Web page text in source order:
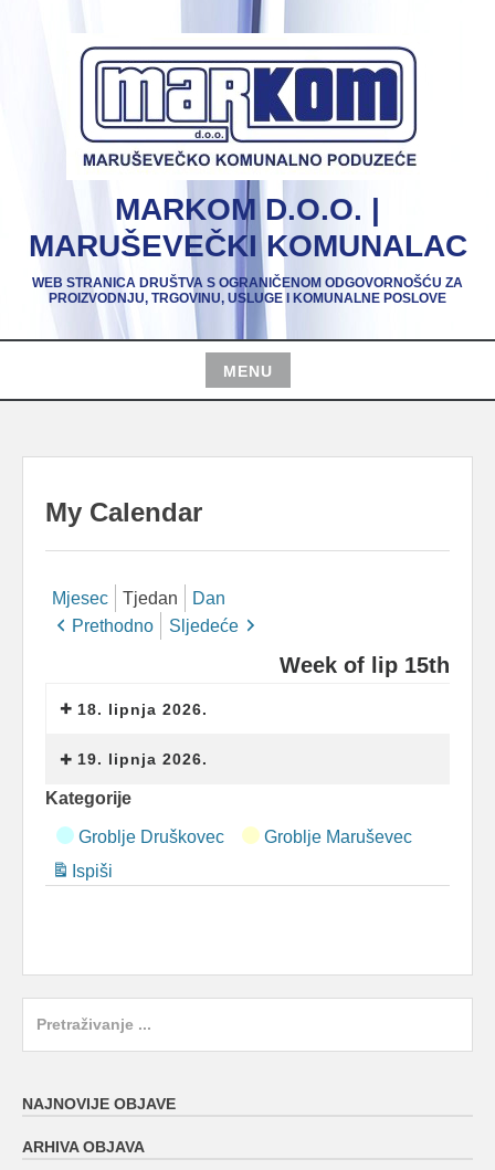
MARKOM D.O.O. |
MARUŠEVEČKI KOMUNALAC
WEB STRANICA DRUŠTVA S OGRANIČENOM ODGOVORNOŠĆU ZA
PROIZVODNJU, TRGOVINU, USLUGE I KOMUNALNE POSLOVE
MENU
Skip
content
My Calendar
Mjesec Tjedan
Dan
Prethodno
Sljedeće
Week of lip 15th
18. lipnja 2026.
19. lipnja 2026.
Kategorije
Groblje Druškovec
Groblje Maruševec
Ispiši
NAJNOVIJE OBJAVE
ARHIVA OBJAVA